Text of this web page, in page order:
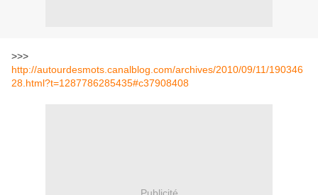
>>>
http://autourdesmots.canalblog.com/archives/2010/09/11/190346
28.html?t=1287786285435#c37908408
Publicité